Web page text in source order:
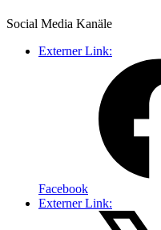
Social Media Kanäle
Externer Link:
Facebook
Externer Link: